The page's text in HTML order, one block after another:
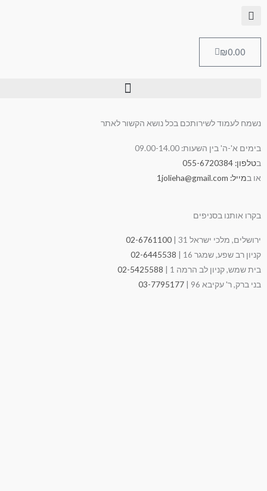
₪0.00
עגלת
נשמח לעמוד לשירותכם בכל נושא הקשור לאתר
בימים א'-ה' בין השעות: 09.00-14.00
טלפון: 055-6720384
או ב מייל: 1jolieha@gmail.com
בקרו אותנו בסניפים
ירושלים, מלכי ישראל 31 |
02-6761100
קניון רב שפע, שמגר 16 |
02-6445538
בית שמש, קניון לב הרמה 1 |
02-5425588
בני ברק, ר' עקיבא 96 |
03-7795177